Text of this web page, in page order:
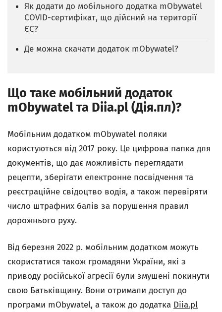
Як додати до мобільного додатка mObywatel
COVID-сертифікат, що дійсний на території
ЄС?
Де можна скачати додаток mObywatel?
Що таке мобільний додаток
mObywatel та Diia.pl (Дія.пл)?
Мобільним додатком mObywatel поляки
користуються від 2017 року. Це цифрова папка для
документів, що дає можливість переглядати
рецепти, зберігати електронне посвідчення та
реєстраційне свідоцтво водія, а також перевіряти
число штрафних балів за порушення правил
дорожнього руху.
Від березня 2022 р. мобільним додатком можуть
скористатися також громадяни України, які з
приводу російської агресії були змушені покинути
свою Батьківщину. Вони отримали доступ до
програми mObywatel, а також до додатка Diia.pl